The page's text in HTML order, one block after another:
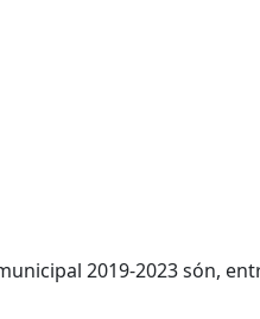
2019-2023 són,